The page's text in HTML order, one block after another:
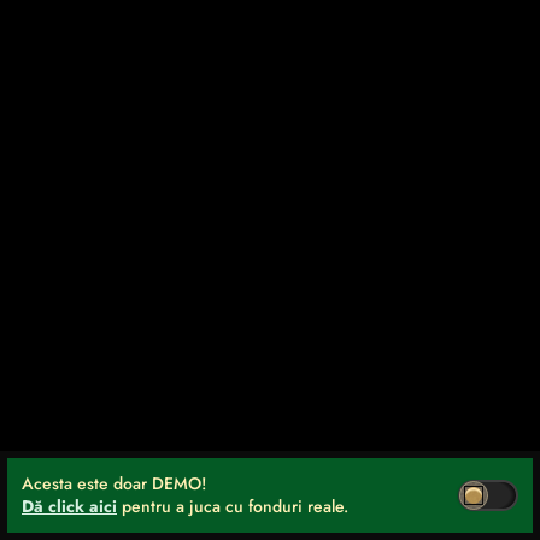
Acesta este doar DEMO!
Dă click aici pentru a juca cu fonduri reale.